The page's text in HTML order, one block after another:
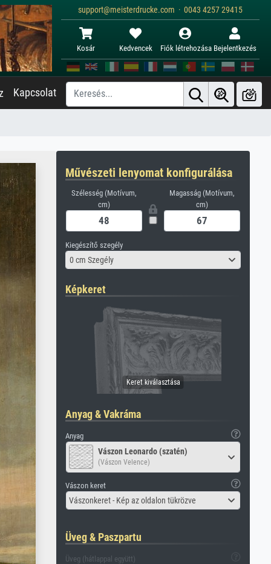
support@meisterdrucke.com · 0043 4257 29415
Kosár Kedvencek Fiók létrehozása Bejelentkezés
Kapcsolat
Művészeti lenyomat konfigurálása
Szélesség (Motívum,
cm)
Magasság (Motívum,
cm)
Kiegészítő szegély
0 cm Szegély
Képkeret
Anyag & Vakráma
Anyag
Vászon Leonardo (szatén)
(Vászon Velence)
Vászon keret
Vászonkeret - Kép az oldalon tükrözve
Üveg & Paszpartu
Üveg (hátlappal együtt)